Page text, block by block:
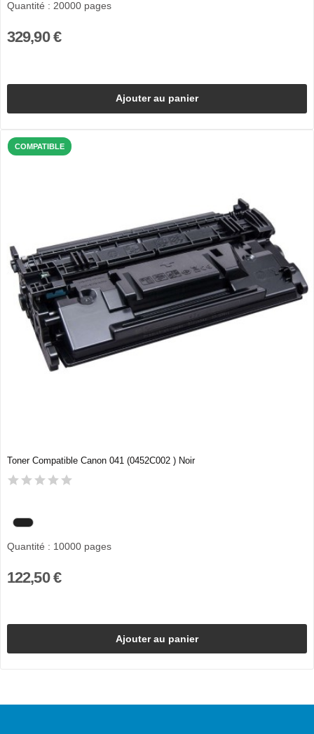
Quantité : 20000 pages
329,90 €
Ajouter au panier
COMPATIBLE
Toner Compatible Canon 041 (0452C002 ) Noir
Quantité : 10000 pages
122,50 €
Ajouter au panier